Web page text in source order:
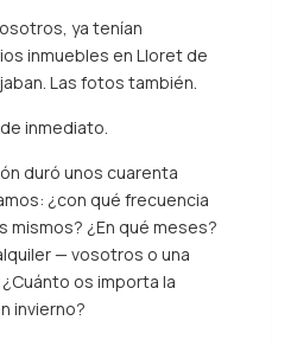
ya tenían
inmuebles en Lloret de
Las fotos también.
inmediato.
duró unos cuarenta
¿con qué frecuencia
mismos? ¿En qué meses?
— vosotros o una
os importa la
invierno?